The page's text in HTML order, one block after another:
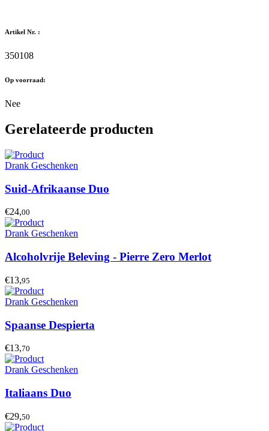
Artikel Nr. :
350108
Op voorraad:
Nee
Gerelateerde producten
Drank Geschenken
Suid-Afrikaanse Duo
€24,00
Drank Geschenken
Alcoholvrije Beleving - Pierre Zero Merlot
€13,95
Drank Geschenken
Spaanse Despierta
€13,70
Drank Geschenken
Italiaans Duo
€29,50